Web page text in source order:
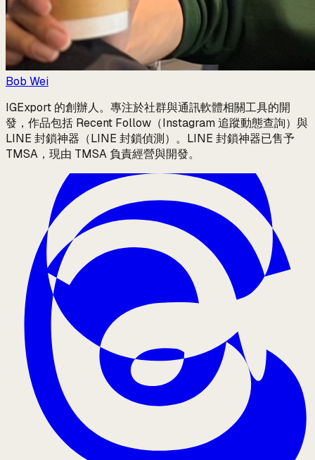
Bob Wei
IGExport 的創辦人。專注於社群與通訊軟體相關工具的開
發，作品包括 Recent Follow（Instagram 追蹤動態查詢）與
LINE 封鎖神器（LINE 封鎖偵測）。LINE 封鎖神器已售予
TMSA，現由 TMSA 負責經營與開發。